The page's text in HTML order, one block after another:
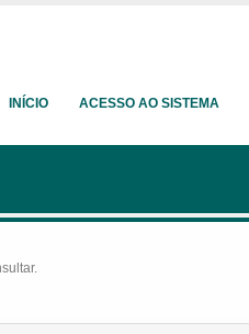
INÍCIO ACESSO AO SISTEMA